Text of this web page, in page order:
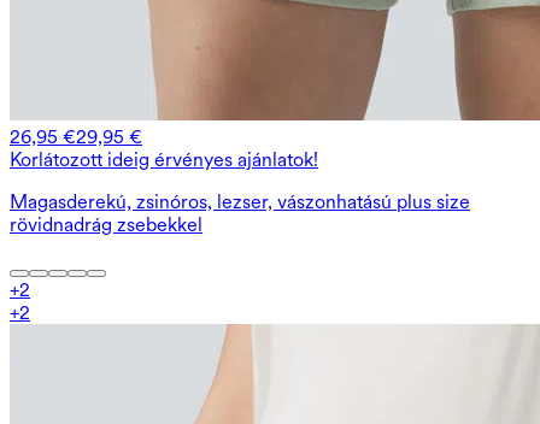
26,95 €29,95 €
Korlátozott ideig érvényes ajánlatok!
Magasderekú, zsinóros, lezser, vászonhatású plus size
rövidnadrág zsebekkel
+2
+2